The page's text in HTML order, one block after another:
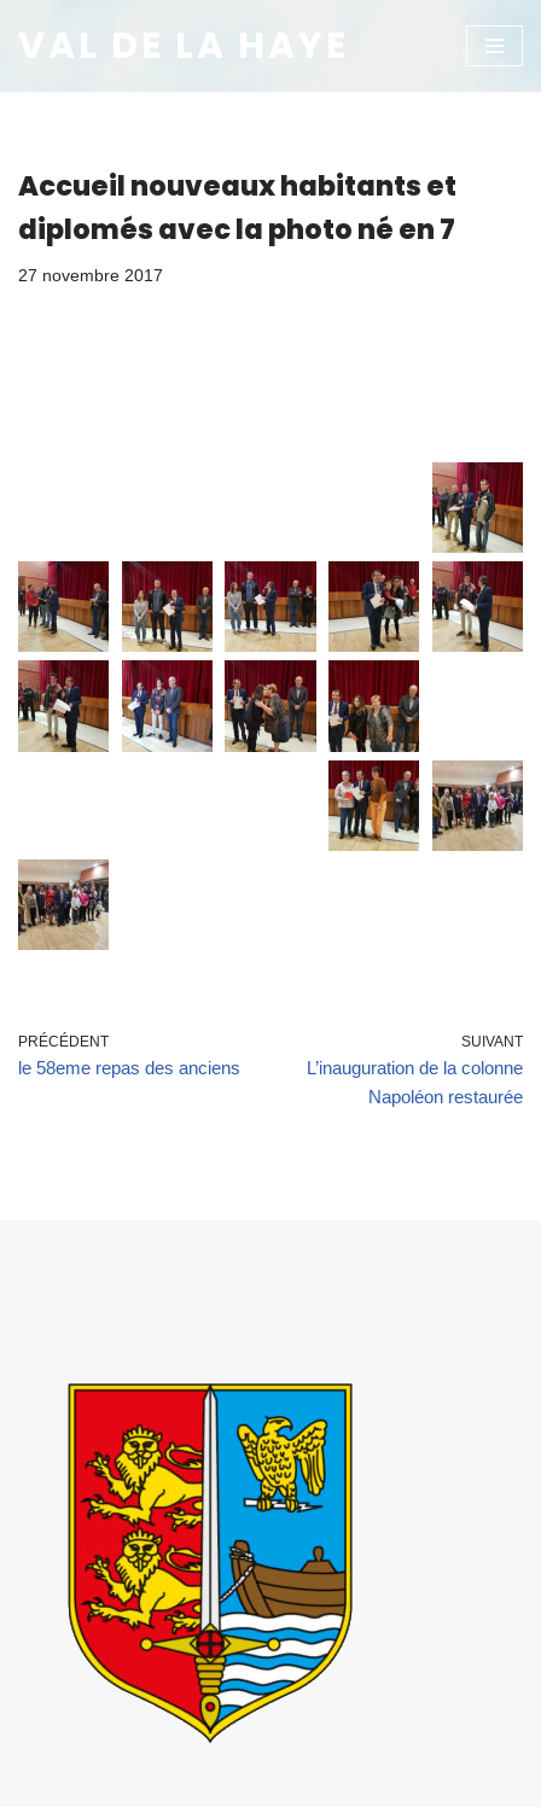
au
VAL DE LA HAYE
Accueil nouveaux habitants et
diplomés avec la photo né en 7
27 novembre 2017
PRÉCÉDENT
le 58eme repas des anciens
SUIVANT
L’inauguration de la colonne
Napoléon restaurée